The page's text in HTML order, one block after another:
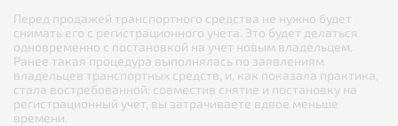
Перед продажей транспортного средства не нужно будет
снимать его с регистрационного учета. Это будет делаться
одновременно с постановкой на учет новым владельцем.
Ранее такая процедура выполнялась по заявлениям
владельцев транспортных средств, и, как показала практика,
стала востребованной: совместив снятие и постановку на
регистрационный учет, вы затрачиваете вдвое меньше
времени.